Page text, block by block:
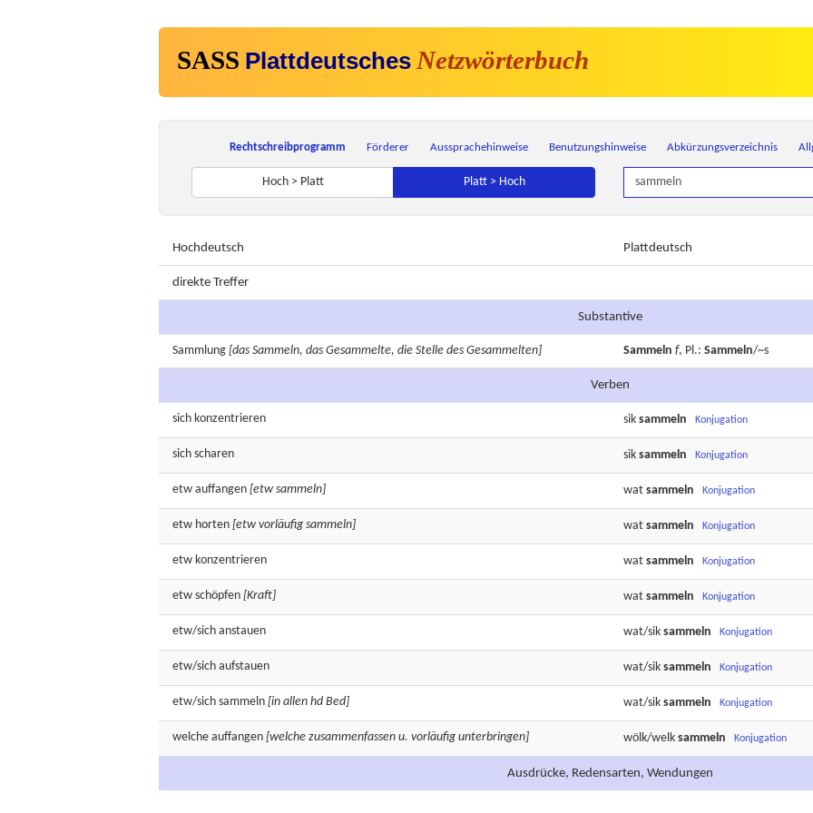
SASS Plattdeutsches Netzwörterbuch
Rechtschreibprogramm Förderer Aussprachehinweise Benutzungshinweise Abkürzungsverzeichnis
Hoch > Platt Platt > Hoch
Hochdeutsch Plattdeutsch
direkte Treffer
Substantive
Sammlung [das Sammeln, das Gesammelte, die Stelle des Gesammelten] Sammeln f, Pl.: Sammeln/~s
Verben
sich konzentrieren sik sammeln Konjugation
sich scharen sik sammeln Konjugation
etw auffangen [etw sammeln] wat sammeln Konjugation
etw horten [etw vorläufig sammeln] wat sammeln Konjugation
etw konzentrieren wat sammeln Konjugation
etw schöpfen [Kraft] wat sammeln Konjugation
etw/sich anstauen wat/sik sammeln Konjugation
etw/sich aufstauen wat/sik sammeln Konjugation
etw/sich sammeln [in allen hd Bed] wat/sik sammeln Konjugation
welche auffangen [welche zusammenfassen u. vorläufig unterbringen] wölk/welk sammeln Konjugation
Ausdrücke, Redensarten, Wendungen